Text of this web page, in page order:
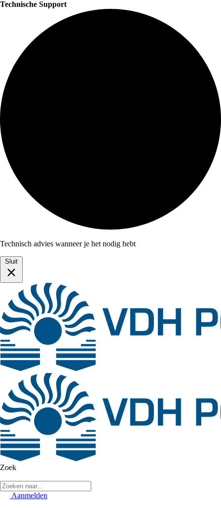
Technische Support
Technisch advies wanneer je het nodig hebt
Sluit
Zoek
Aanmelden